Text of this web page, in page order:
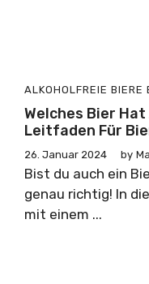
ALKOHOLFREIE BIERE
Welches Bier
Leitfaden Für
26. Januar 2024 by
Bist du auch ein
genau richtig! In
mit einem ...